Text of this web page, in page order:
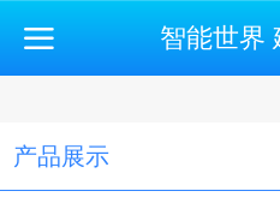
智能世界
产品展示